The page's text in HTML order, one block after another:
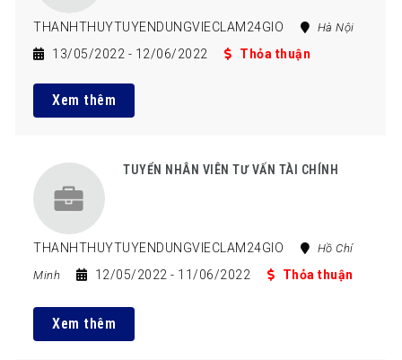
THANHTHUYTUYENDUNGVIECLAM24GIO Hà Nội
13/05/2022 - 12/06/2022 Thỏa thuận
Xem thêm
TUYỂN NHÂN VIÊN TƯ VẤN TÀI CHÍNH
THANHTHUYTUYENDUNGVIECLAM24GIO
Hồ Chí
Minh
12/05/2022- 11/06/2022 Thỏa thuận
Xem thêm